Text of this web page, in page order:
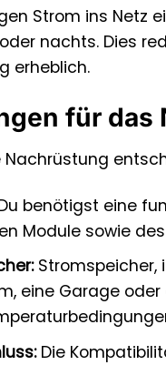
Strom ins Netz
nachts. Dies
erheblich.
für das
Nachrüstung
benötigst eine
Module sowie
Stromspeicher,
eine Garage
Die